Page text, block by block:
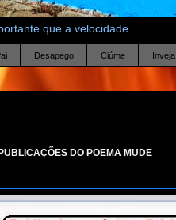
que a velocidade.
Desapego Ciúme Inveja
DO POEMA MUDE